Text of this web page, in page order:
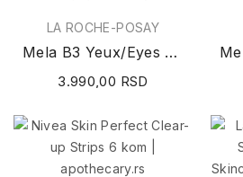
LA ROCHE-POSAY
Mela B3 Yeux/Eyes Brightening Care 15ml
3.990,00 RSD